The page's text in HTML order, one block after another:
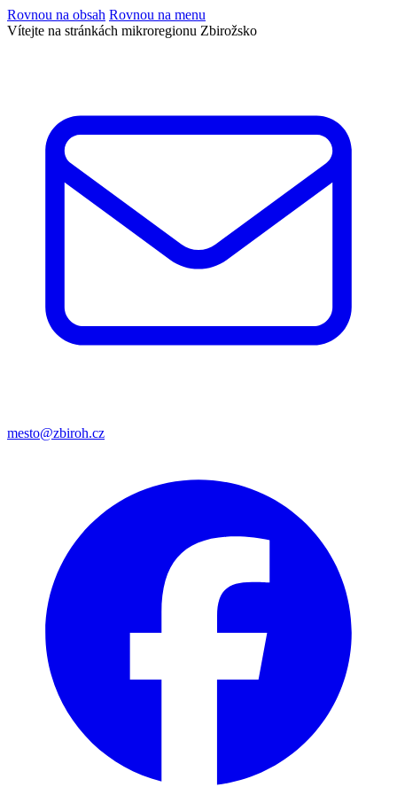
Rovnou na obsah Rovnou na menu
Vítejte na stránkách mikroregionu Zbirožsko
mesto@zbiroh.cz